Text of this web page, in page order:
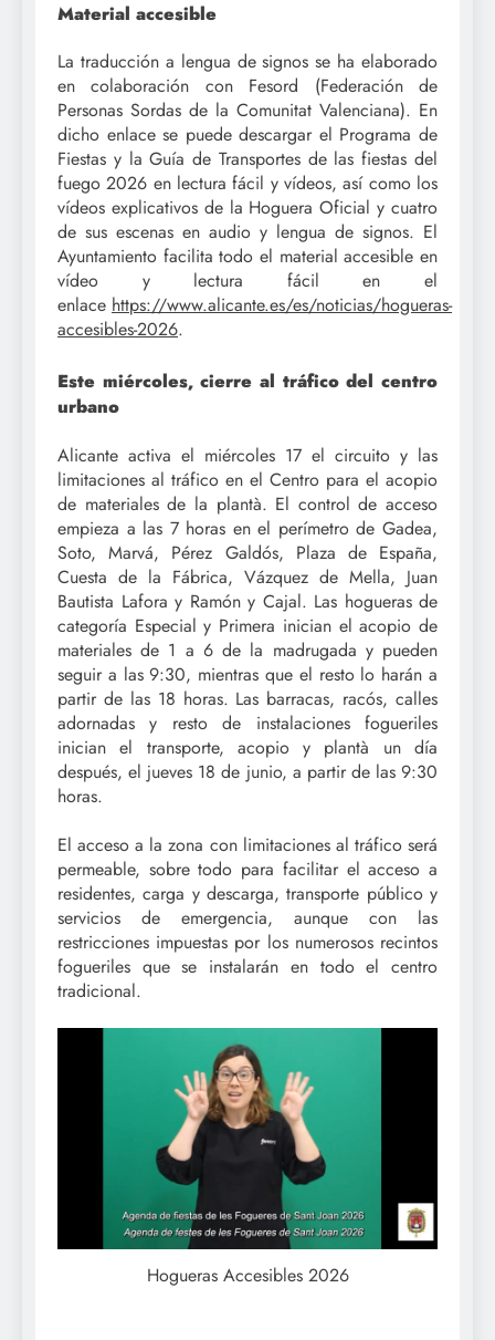
Material accesible
La traducción a lengua de signos se ha elaborado
en colaboración con Fesord (Federación de
Personas Sordas de la Comunitat Valenciana). En
dicho enlace se puede descargar el Programa de
Fiestas y la Guía de Transportes de las fiestas del
fuego 2026 en lectura fácil y vídeos, así como los
vídeos explicativos de la Hoguera Oficial y cuatro
de sus escenas en audio y lengua de signos. El
Ayuntamiento facilita todo el material accesible en
vídeo y lectura fácil en el
enlace https://www.alicante.es/es/noticias/hogueras-
accesibles-2026.
Este miércoles, cierre al tráfico del centro
urbano
Alicante activa el miércoles 17 el circuito y las
limitaciones al tráfico en el Centro para el acopio
de materiales de la plantà. El control de acceso
empieza a las 7 horas en el perímetro de Gadea,
Soto, Marvá, Pérez Galdós, Plaza de España,
Cuesta de la Fábrica, Vázquez de Mella, Juan
Bautista Lafora y Ramón y Cajal. Las hogueras de
categoría Especial y Primera inician el acopio de
materiales de 1 a 6 de la madrugada y pueden
seguir a las 9:30, mientras que el resto lo harán a
partir de las 18 horas. Las barracas, racós, calles
adornadas y resto de instalaciones fogueriles
inician el transporte, acopio y plantà un día
después, el jueves 18 de junio, a partir de las 9:30
horas.
El acceso a la zona con limitaciones al tráfico será
permeable, sobre todo para facilitar el acceso a
residentes, carga y descarga, transporte público y
servicios de emergencia, aunque con las
restricciones impuestas por los numerosos recintos
fogueriles que se instalarán en todo el centro
tradicional.
Hogueras Accesibles 2026